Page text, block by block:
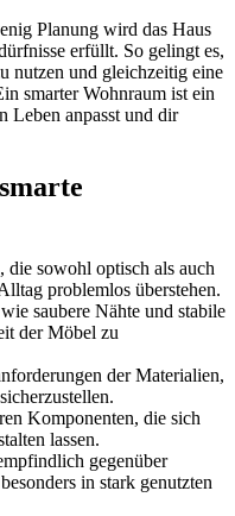
Planung wird das Haus
erfüllt. So gelingt es,
nutzen und gleichzeitig eine
smarter Wohnraum ist ein
Leben anpasst und dir
die sowohl optisch als auch
problemlos überstehen.
saubere Nähte und stabile
der Möbel zu
der Materialien,
Komponenten, die sich
lassen.
gegenüber
in stark genutzten